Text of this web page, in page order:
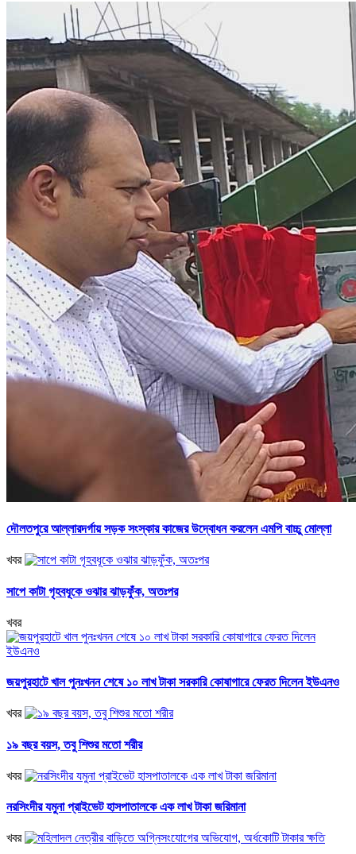
দৌলতপুরে আল্লারদর্গায় সড়ক সংস্কার কাজের উদ্বোধন করলেন এমপি বাচ্চু মোল্লা
খবর
সাপে কাটা গৃহবধূকে ওঝার ঝাড়ফুঁক, অতঃপর
খবর
জয়পুরহাটে খাল পুনঃখনন শেষে ১০ লাখ টাকা সরকারি কোষাগারে ফেরত দিলেন ইউএনও
খবর
১৯ বছর বয়স, তবু শিশুর মতো শরীর
খবর
নরসিংদীর যমুনা প্রাইভেট হাসপাতালকে এক লাখ টাকা জরিমানা
খবর